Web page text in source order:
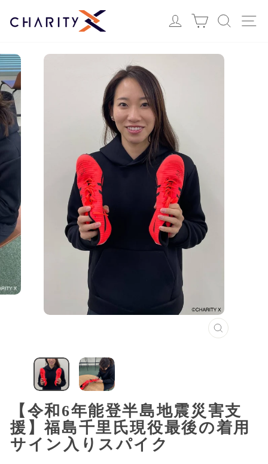
キ
す
る
Login カート 検索
閉
【令和6年能登半島地震災害支
援】福島千里氏現役最後の着用
サイン入りスパイク